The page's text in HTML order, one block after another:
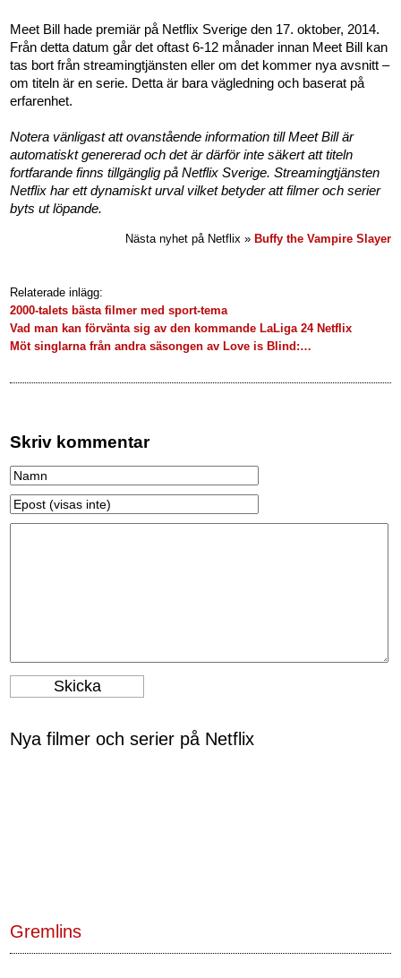
Meet Bill hade premiär på Netflix Sverige den 17. oktober, 2014.
Från detta datum går det oftast 6-12 månader innan Meet Bill kan
tas bort från streamingtjänsten eller om det kommer nya avsnitt –
om titeln är en serie. Detta är bara vägledning och baserat på
erfarenhet.
Notera vänligast att ovanstående information till Meet Bill är
automatiskt genererad och det är därför inte säkert att titeln
fortfarande finns tillgänglig på Netflix Sverige. Streamingtjänsten
Netflix har ett dynamiskt urval vilket betyder att filmer och serier
byts ut löpande.
Nästa nyhet på Netflix » Buffy the Vampire Slayer
Relaterade inlägg:
2000-talets bästa filmer med sport-tema
Vad man kan förvänta sig av den kommande LaLiga 24 Netflix
Möt singlarna från andra säsongen av Love is Blind:…
Skriv kommentar
Nya filmer och serier på Netflix
Gremlins